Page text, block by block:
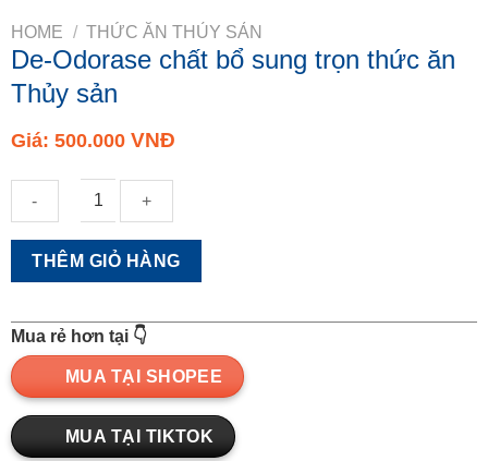
HOME / THỨC ĂN THỦY SẢN
De-Odorase chất bổ sung trọn thức ăn
Thủy sản
Giá: 500.000 VNĐ
De-
bổ
trọn
thức
ăn
Thủy
THÊM GIỎ HÀNG
Mua rẻ hơn tại 👇
MUA TẠI SHOPEE
MUA TẠI TIKTOK